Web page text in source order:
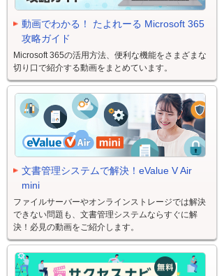
動画でわかる！ たよれーる Microsoft 365
攻略ガイド
Microsoft 365の活用方法、便利な機能をさまざまな
切り口で紹介する動画をまとめています。
文書管理システムで解決！eValue V Air
mini
ファイルサーバーやオンラインストレージでは解決
できない問題も、文書管理システムならすぐに解
決！必見の動画をご紹介します。